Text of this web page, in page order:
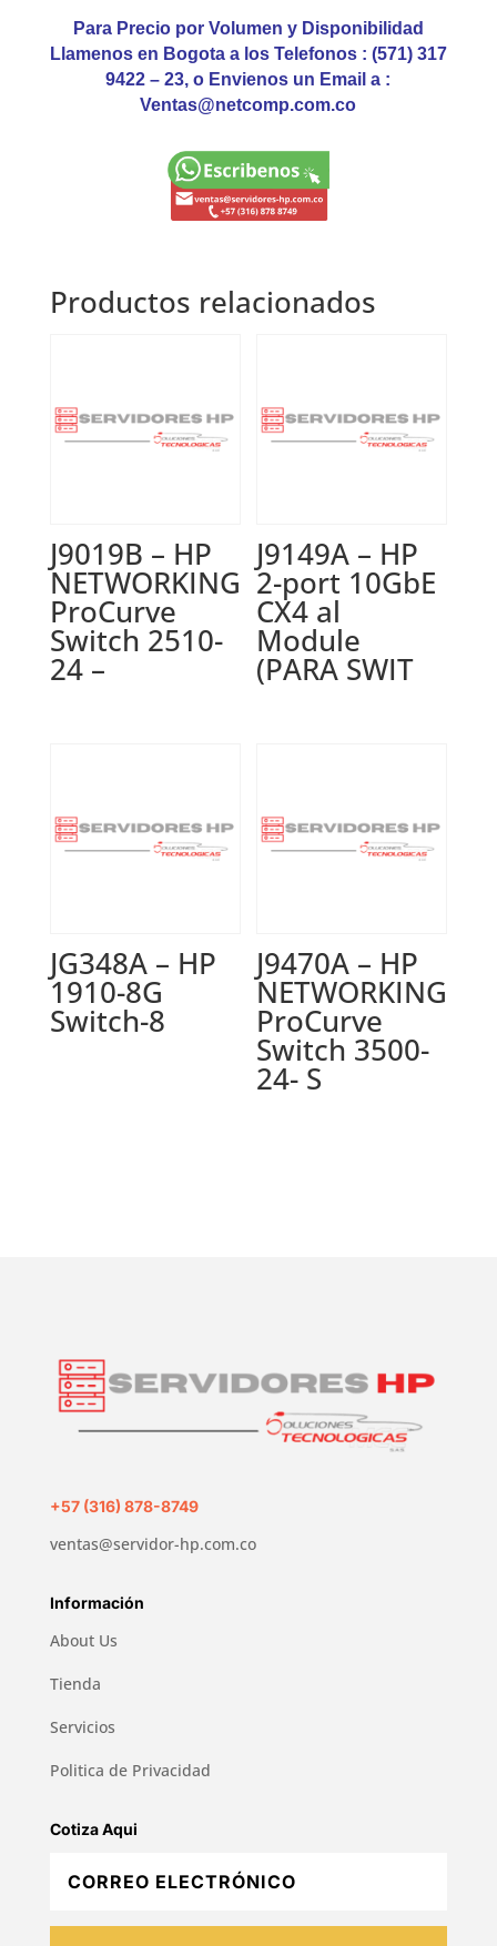
Para Precio por Volumen y Disponibilidad
Llamenos en Bogota a los Telefonos : (571) 317
9422 – 23, o Envienos un Email a :
Ventas@netcomp.com.co
Productos relacionados
J9019B – HP
NETWORKING
ProCurve
Switch 2510-
24 –
J9149A – HP
2-port 10GbE
CX4 al
Module
(PARA SWIT
JG348A – HP
1910-8G
Switch-8
J9470A – HP
NETWORKING
ProCurve
Switch 3500-
24- S
+57 (316) 878-8749
ventas@servidor-hp.com.co
Información
About Us
Tienda
Servicios
Politica de Privacidad
Cotiza Aqui